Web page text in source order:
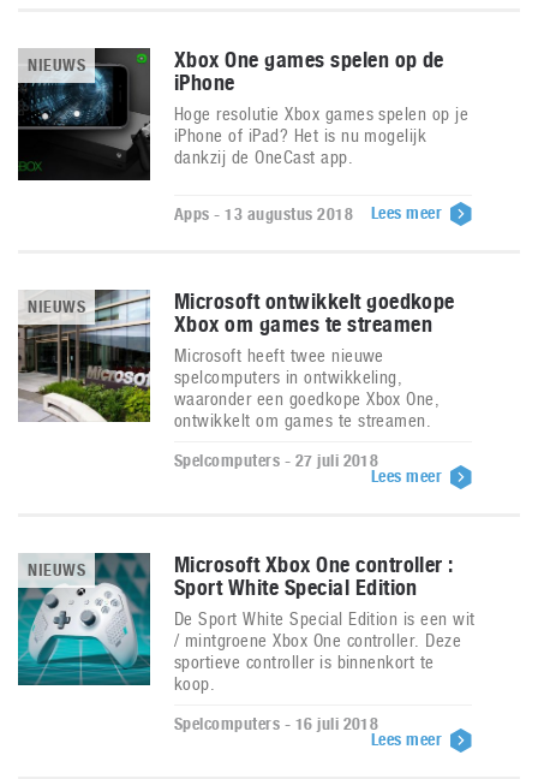
NIEUWS
Xbox One games spelen op de
iPhone
Hoge resolutie Xbox games spelen op je
iPhone of iPad? Het is nu mogelijk
dankzij de OneCast app.
Apps - 13 augustus 2018 Lees meer
NIEUWS
Microsoft ontwikkelt goedkope
Xbox om games te streamen
Microsoft heeft twee nieuwe
spelcomputers in ontwikkeling,
waaronder een goedkope Xbox One,
ontwikkelt om games te streamen.
Spelcomputers - 27 juli 2018
Lees meer
NIEUWS
Microsoft Xbox One controller :
Sport White Special Edition
De Sport White Special Edition is een wit
/ mintgroene Xbox One controller. Deze
sportieve controller is binnenkort te
koop.
Spelcomputers - 16 juli 2018
Lees meer